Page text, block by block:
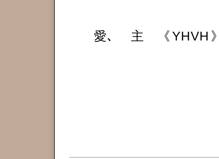
愛､ 主 《 YHVH